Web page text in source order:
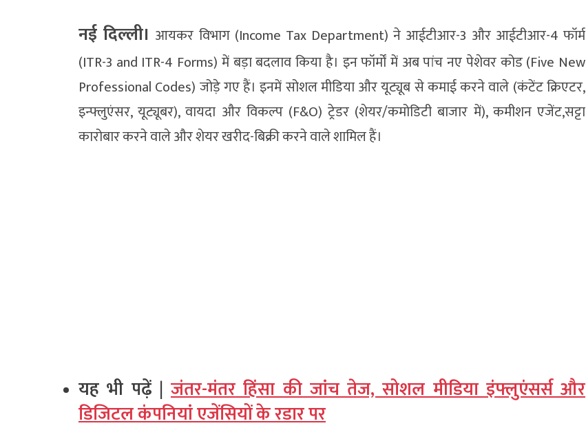
नई दिल्ली। आयकर विभाग (Income Tax Department) ने आईटीआर-3 और आईटीआर-4 फॉर्म
(ITR-3 and ITR-4 Forms) में बड़ा बदलाव किया है। इन फॉर्मों में अब पांच नए पेशेवर कोड (Five New
Professional Codes) जोड़े गए हैं। इनमें सोशल मीडिया और यूट्यूब से कमाई करने वाले (कंटेंट क्रिएटर,
इन्फ्लुएंसर, यूट्यूबर), वायदा और विकल्प (F&O) ट्रेडर (शेयर/कमोडिटी बाजार में), कमीशन एजेंट,सट्टा
कारोबार करने वाले और शेयर खरीद-बिक्री करने वाले शामिल हैं।
यह भी पढ़ें | जंतर-मंतर हिंसा की जांच तेज, सोशल मीडिया इंफ्लुएंसर्स और
डिजिटल कंपनियां एजेंसियों के रडार पर